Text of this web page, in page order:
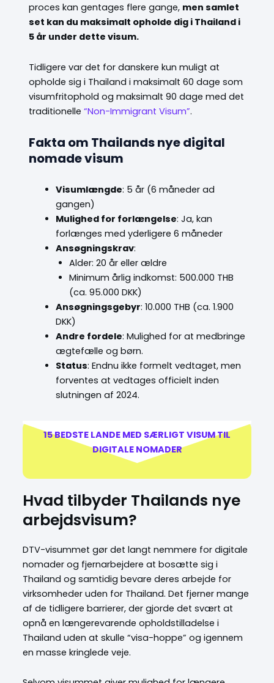
proces kan gentages flere gange, men samlet
set kan du maksimalt opholde dig i Thailand i
5 år under dette visum.
Tidligere var det for danskere kun muligt at
opholde sig i Thailand i maksimalt 60 dage som
visumfritophold og maksimalt 90 dage med det
traditionelle “Non-Immigrant Visum”.
Fakta om Thailands nye digital
nomade visum
Visumlængde: 5 år (6 måneder ad
gangen)
Mulighed for forlængelse: Ja, kan
forlænges med yderligere 6 måneder
Ansøgningskrav:
Alder: 20 år eller ældre
Minimum årlig indkomst: 500.000 THB
(ca. 95.000 DKK)
Ansøgningsgebyr: 10.000 THB (ca. 1.900
DKK)
Andre fordele: Mulighed for at medbringe
ægtefælle og børn.
Status: Endnu ikke formelt vedtaget, men
forventes at vedtages officielt inden
slutningen af 2024.
15 BEDSTE LANDE MED SÆRLIGT VISUM TIL
DIGITALE NOMADER
Hvad tilbyder Thailands nye
arbejdsvisum?
DTV-visummet gør det langt nemmere for digitale
nomader og fjernarbejdere at bosætte sig i
Thailand og samtidig bevare deres arbejde for
virksomheder uden for Thailand. Det fjerner mange
af de tidligere barrierer, der gjorde det svært at
opnå en længerevarende opholdstilladelse i
Thailand uden at skulle “visa-hoppe” og igennem
en masse kringlede veje.